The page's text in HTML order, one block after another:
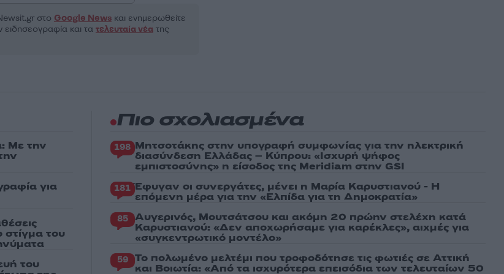
στο Google Newsκαι ενημερωθείτε
ειδησεογραφία και τα τελευταία νέατης
Με την
για
του
του
Πιο σχολιασμένα
198 Μητσοτάκης στην υπογραφή συμφωνίας για την ηλεκτρική
διασύνδεση Ελλάδας – Κύπρου: «Ισχυρή ψήφος
εμπιστοσύνης» η είσοδος της Meridiam στην GSI
181 Έφυγαν οι συνεργάτες, μένει η Μαρία Καρυστιανού - Η
επόμενη μέρα για την «Ελπίδα για τη Δημοκρατία»
85 Αυγερινός, Μουτσάτσου και ακόμη 20 πρώην στελέχη κατά
Καρυστιανού: «Δεν αποχωρήσαμε για καρέκλες», αιχμές για
«συγκεντρωτικό μοντέλο»
59 Το πολωμένο μελτέμι που τροφοδότησε τις φωτιές σε Αττική
και Βοιωτία: «Από τα ισχυρότερα επεισόδια των τελευταίων 50